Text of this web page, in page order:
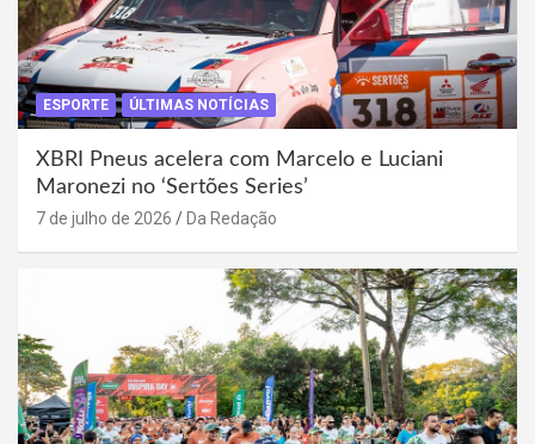
ESPORTE ÚLTIMAS NOTÍCIAS
XBRI Pneus acelera com Marcelo e Luciani
Maronezi no ‘Sertões Series’
7 de julho de 2026 Da Redação